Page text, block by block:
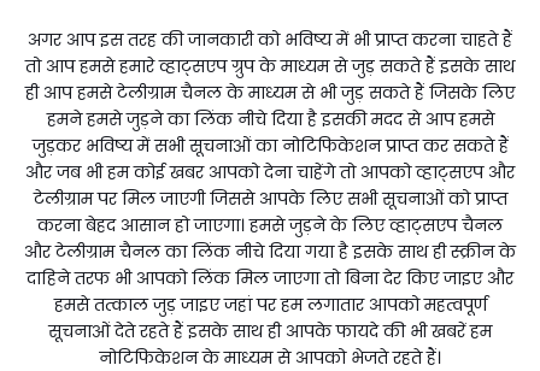
अगर आप इस तरह की जानकारी को भविष्य में भी प्राप्त करना चाहते हैं
तो आप हमसे हमारे व्हाट्सएप ग्रुप के माध्यम से जुड़ सकते हैं इसके साथ
ही आप हमसे टेलीग्राम चैनल के माध्यम से भी जुड़ सकते हैं जिसके लिए
हमने हमसे जुड़ने का लिंक नीचे दिया है इसकी मदद से आप हमसे
जुड़कर भविष्य में सभी सूचनाओं का नोटिफिकेशन प्राप्त कर सकते हैं
और जब भी हम कोई खबर आपको देना चाहेंगे तो आपको व्हाट्सएप और
टेलीग्राम पर मिल जाएगी जिससे आपके लिए सभी सूचनाओं को प्राप्त
करना बेहद आसान हो जाएगा। हमसे जुड़ने के लिए व्हाट्सएप चैनल
और टेलीग्राम चैनल का लिंक नीचे दिया गया है इसके साथ ही स्क्रीन के
दाहिने तरफ भी आपको लिंक मिल जाएगा तो बिना देर किए जाइए और
हमसे तत्काल जुड़ जाइए जहां पर हम लगातार आपको महत्वपूर्ण
सूचनाओं देते रहते हैं इसके साथ ही आपके फायदे की भी खबरें हम
नोटिफिकेशन के माध्यम से आपको भेजते रहते हैं।